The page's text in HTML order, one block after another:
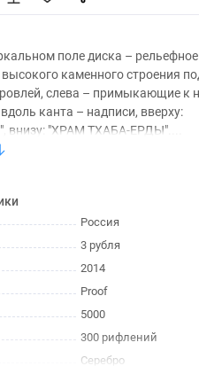
поле диска – рельефное
каменного строения
слева – примыкающие к
вдоль канта – надписи, вверху:
внизу: "ХРАМ ТХАБА-ЕРДЫ"....
Россия
3 рубля
2014
Proof
5000
300 рифлений
Серебро